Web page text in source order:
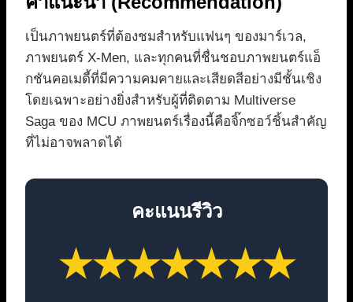
เป็นภาพยนตร์ที่ต้องชมสำหรับแฟนๆ ของมาร์เวล,
ภาพยนตร์ X-Men, และทุกคนที่ชื่นชอบภาพยนตร์แอ็
กชันคอเมดี้ที่มีความคมคายและเสียดสีอย่างมีชั้นเชิง
โดยเฉพาะอย่างยิ่งสำหรับผู้ที่ติดตาม Multiverse
Saga ของ MCU ภาพยนตร์เรื่องนี้คือจิ๊กซอว์ชิ้นสำคัญ
ที่ไม่อาจพลาดได้
คะแนนรีวิว
★★★★★★★